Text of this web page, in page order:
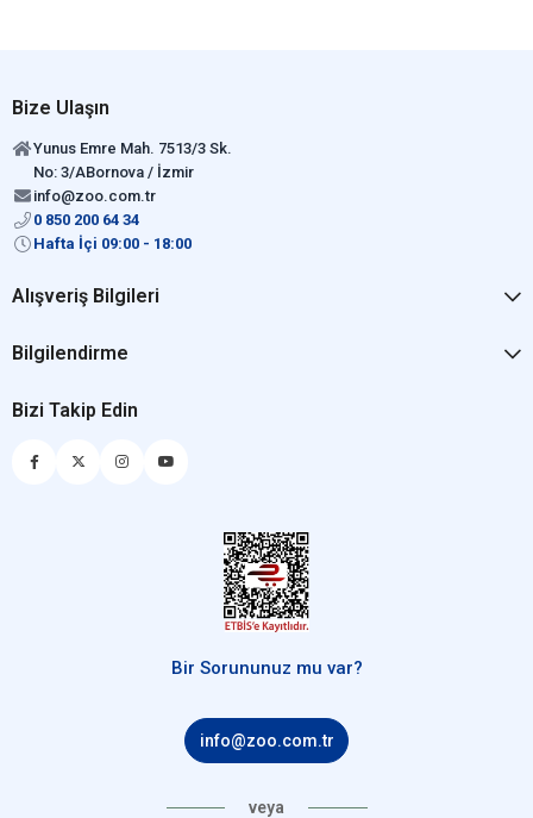
Bize Ulaşın
Yunus Emre Mah. 7513/3 Sk.
No: 3/ABornova / İzmir
info@zoo.com.tr
0 850 200 64 34
Hafta İçi 09:00 - 18:00
Alışveriş Bilgileri
Bilgilendirme
Bizi Takip Edin
Bir Sorununuz mu var?
info@zoo.com.tr
veya